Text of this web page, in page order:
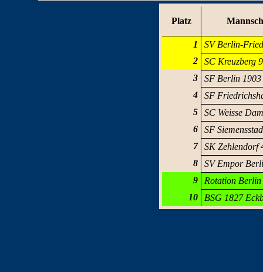
Platz
1
SV Berlin-
2
SC Kreuzberg 9
3
SF Berlin 1903
4
SF
5
SC Weisse
6
SF
7
SK Zehlendorf
8
SV Empor
9
Rotation Berlin
10
BSG 1827